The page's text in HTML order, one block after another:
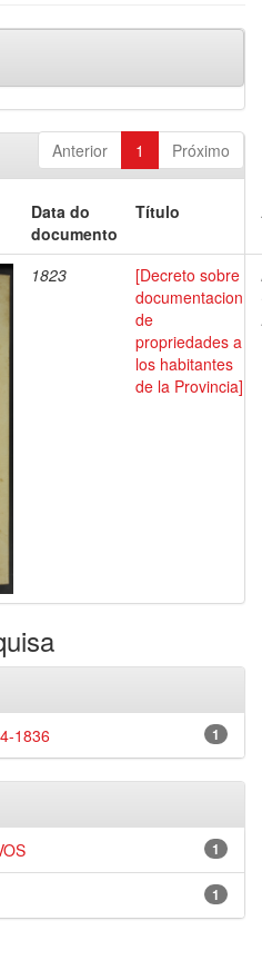
Anterior 1 Próximo
Data do
documento
Título
1823
[Decreto sobre
documentacion
de
propriedades a
los habitantes
de la Provincia]
1
1836
1
1